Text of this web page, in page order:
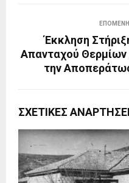
Έκκληση
Απανταχού Θερμίων
την
ΣΧΕΤΙΚΈΣ